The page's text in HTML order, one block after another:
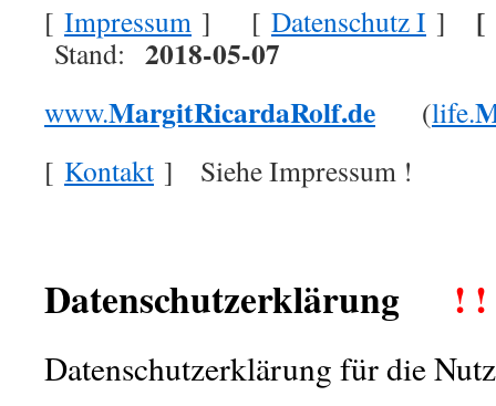
[ Impressum ] [ Datenschutz I ] [
Stand: 2018-05-07
www.MargitRicardaRolf.de (life.
[ Kontakt ] Siehe Impressum !
Datenschutzerklärung !
Datenschutzerklärung für die